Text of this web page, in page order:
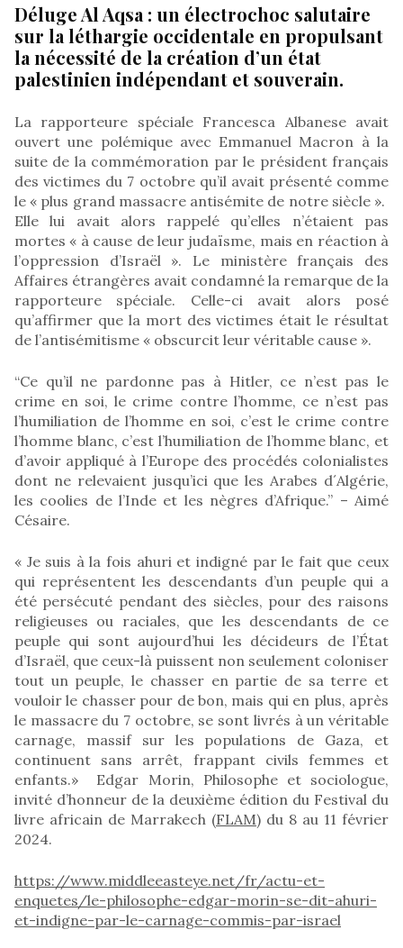
Déluge Al Aqsa : un électrochoc salutaire
sur la léthargie occidentale en propulsant
la nécessité de la création d’un état
palestinien indépendant et souverain.
La rapporteure spéciale Francesca Albanese avait
ouvert une polémique avec Emmanuel Macron à la
suite de la commémoration par le président français
des victimes du 7 octobre qu’il avait présenté comme
le « plus grand massacre antisémite de notre siècle ».
Elle lui avait alors rappelé qu’elles n’étaient pas
mortes « à cause de leur judaïsme, mais en réaction à
l’oppression d’Israël ». Le ministère français des
Affaires étrangères avait condamné la remarque de la
rapporteure spéciale. Celle-ci avait alors posé
qu’affirmer que la mort des victimes était le résultat
de l’antisémitisme « obscurcit leur véritable cause ».
“Ce qu’il ne pardonne pas à Hitler, ce n’est pas le
crime en soi, le crime contre l’homme, ce n’est pas
l’humiliation de l’homme en soi, c’est le crime contre
l’homme blanc, c’est l’humiliation de l’homme blanc, et
d’avoir appliqué à l’Europe des procédés colonialistes
dont ne relevaient jusqu’ici que les Arabes d´Algérie,
les coolies de l’Inde et les nègres d’Afrique.” – Aimé
Césaire.
« Je suis à la fois ahuri et indigné par le fait que ceux
qui représentent les descendants d’un peuple qui a
été persécuté pendant des siècles, pour des raisons
religieuses ou raciales, que les descendants de ce
peuple qui sont aujourd’hui les décideurs de l’État
d’Israël, que ceux-là puissent non seulement coloniser
tout un peuple, le chasser en partie de sa terre et
vouloir le chasser pour de bon, mais qui en plus, après
le massacre du 7 octobre, se sont livrés à un véritable
carnage, massif sur les populations de Gaza, et
continuent sans arrêt, frappant civils femmes et
enfants.» Edgar Morin, Philosophe et sociologue,
invité d’honneur de la deuxième édition du Festival du
livre africain de Marrakech (FLAM) du 8 au 11 février
2024.
https://www.middleeasteye.net/fr/actu-et-
enquetes/le-philosophe-edgar-morin-se-dit-ahuri-
et-indigne-par-le-carnage-commis-par-israel